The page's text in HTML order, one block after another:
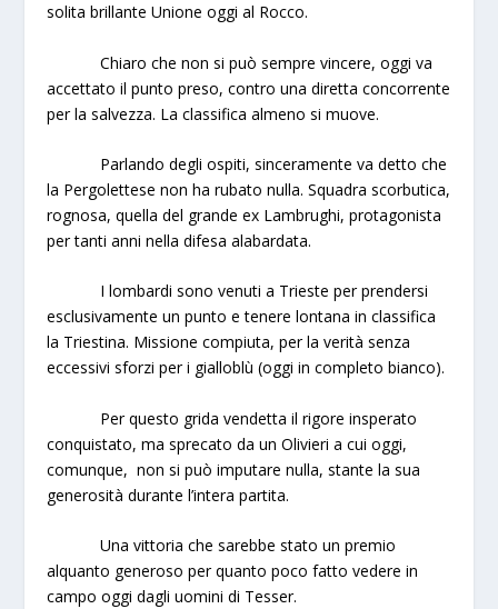
solita brillante Unione oggi al Rocco.
Chiaro che non si può sempre vincere, oggi va
accettato il punto preso, contro una diretta concorrente
per la salvezza. La classifica almeno si muove.
Parlando degli ospiti, sinceramente va detto che
la Pergolettese non ha rubato nulla. Squadra scorbutica,
rognosa, quella del grande ex Lambrughi, protagonista
per tanti anni nella difesa alabardata.
I lombardi sono venuti a Trieste per prendersi
esclusivamente un punto e tenere lontana in classifica
la Triestina. Missione compiuta, per la verità senza
eccessivi sforzi per i gialloblù (oggi in completo bianco).
Per questo grida vendetta il rigore insperato
conquistato, ma sprecato da un Olivieri a cui oggi,
comunque, non si può imputare nulla, stante la sua
generosità durante l’intera partita.
Una vittoria che sarebbe stato un premio
alquanto generoso per quanto poco fatto vedere in
campo oggi dagli uomini di Tesser.